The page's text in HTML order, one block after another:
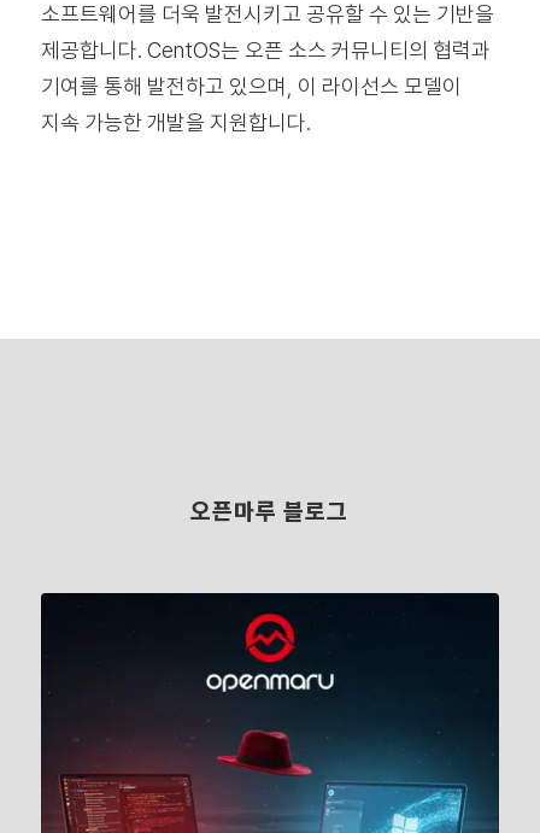
소프트웨어를 더욱 발전시키고 공유할 수 있는 기반을
제공합니다. CentOS는 오픈 소스 커뮤니티의 협력과
기여를 통해 발전하고 있으며, 이 라이선스 모델이
지속 가능한 개발을 지원합니다.
오픈마루 블로그